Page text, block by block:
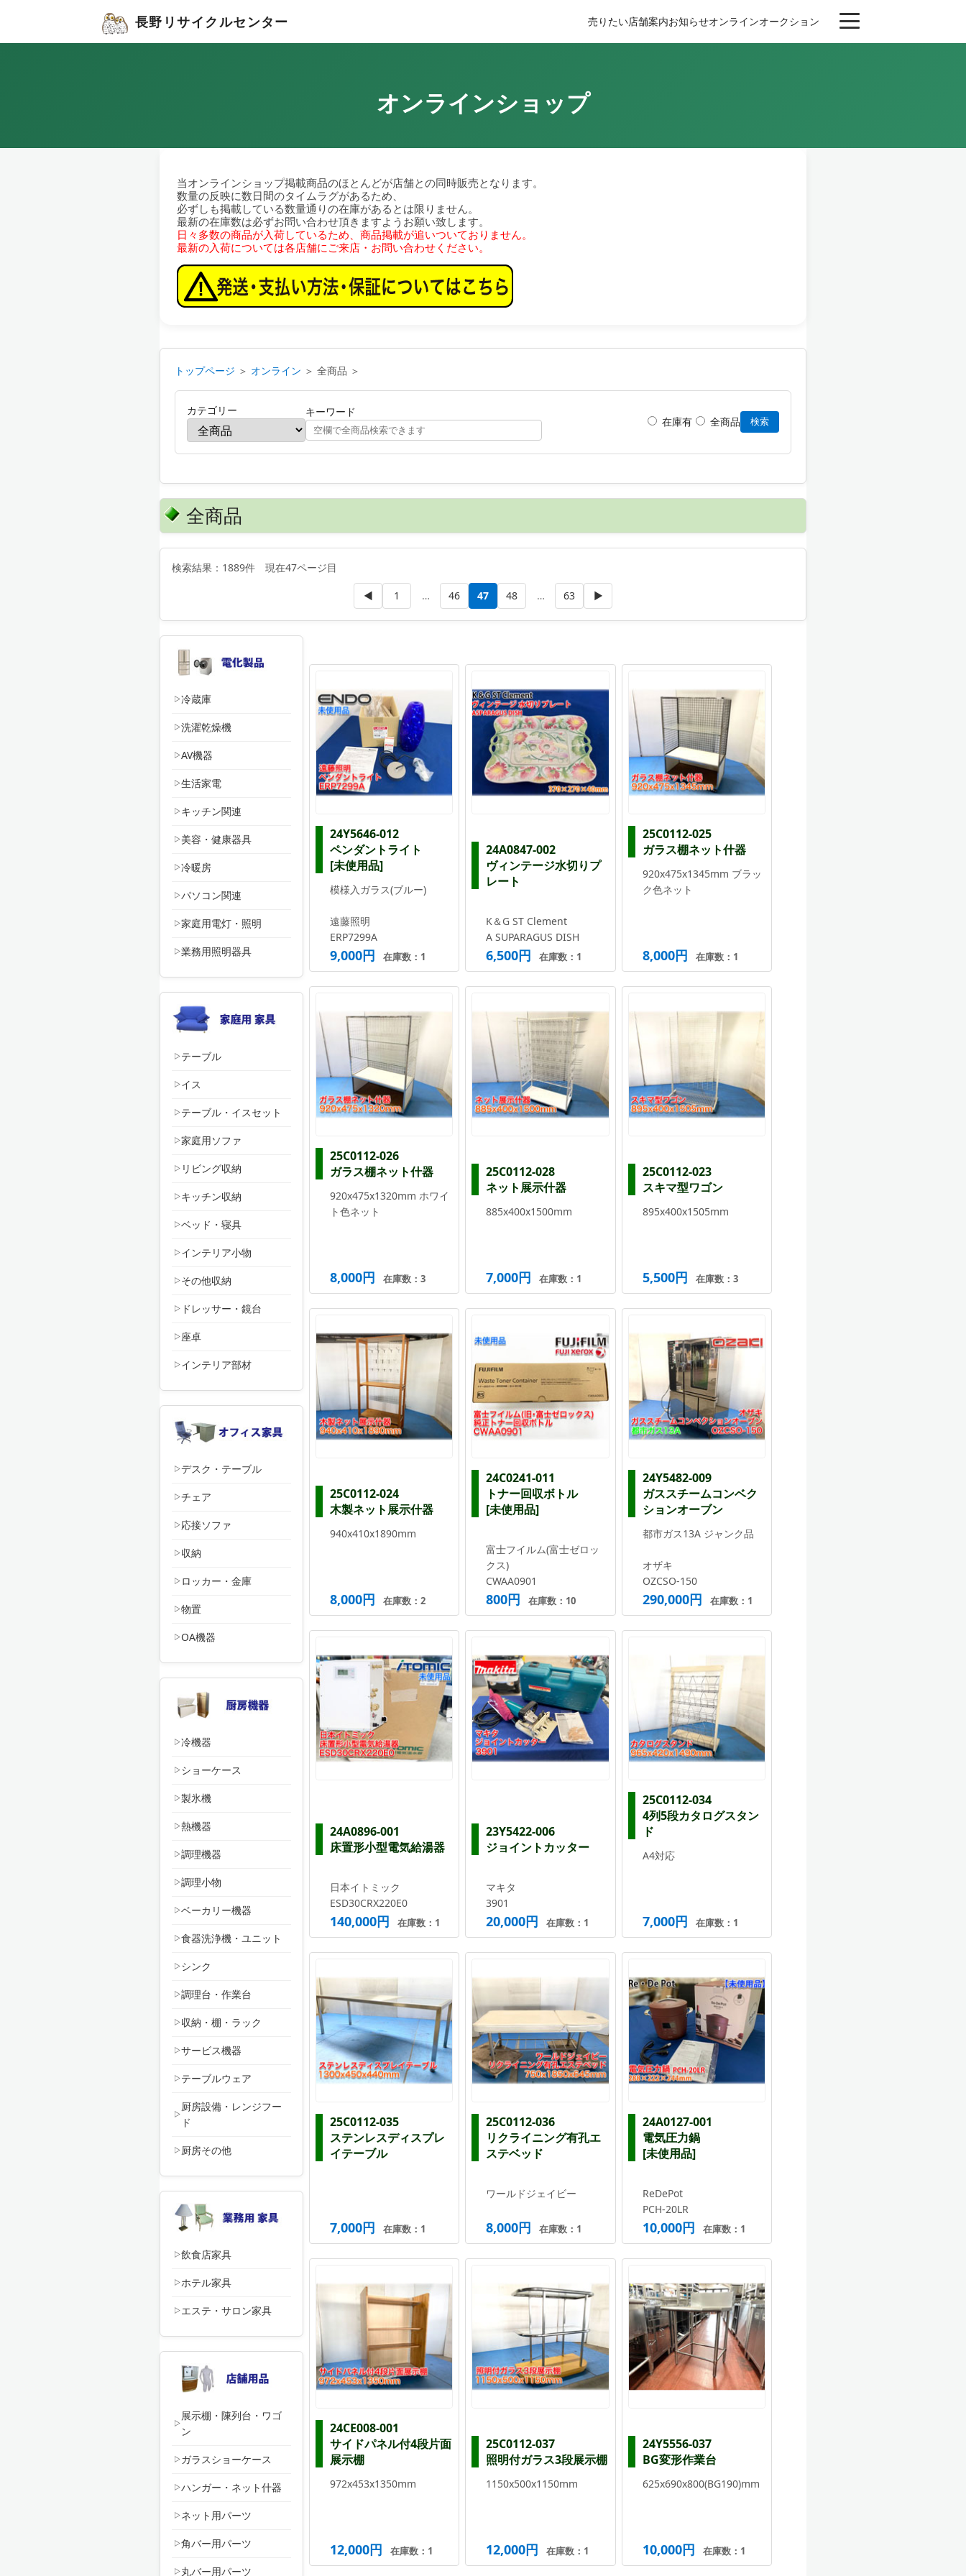
長野リサイクルセンター 売りたい店舗案内お知らせオンラインオークション
オンラインショップ
当オンラインショップ掲載商品のほとんどが店舗との同時販売となります。
数量の反映に数日間のタイムラグがあるため、
必ずしも掲載している数量通りの在庫があるとは限りません。
最新の在庫数は必ずお問い合わせ頂きますようお願い致します。
日々多数の商品が入荷しているため、商品掲載が追いついておりません。
最新の入荷については各店舗にご来店・お問い合わせください。
トップページ ＞ オンライン ＞ 全商品 ＞
カテゴリー キーワード
在庫有 全商品 検索
全商品
検索結果：1889件 現在47ページ目
◀ 1 … 46 47 48 … 63 ▶
冷蔵庫
洗濯乾燥機
AV機器
生活家電
キッチン関連
美容・健康器具
冷暖房
パソコン関連
家庭用電灯・照明
業務用照明器具
テーブル
イス
テーブル・イスセット
家庭用ソファ
リビング収納
キッチン収納
ベッド・寝具
インテリア小物
その他収納
ドレッサー・鏡台
座卓
インテリア部材
デスク・テーブル
チェア
応接ソファ
収納
ロッカー・金庫
物置
OA機器
冷機器
ショーケース
製氷機
熱機器
調理機器
調理小物
ベーカリー機器
食器洗浄機・ユニット
シンク
調理台・作業台
収納・棚・ラック
サービス機器
テーブルウェア
厨房設備・レンジフー
ド
厨房その他
飲食店家具
ホテル家具
エステ・サロン家具
展示棚・陳列台・ワゴ
ン
ガラスショーケース
ハンガー・ネット什器
ネット用パーツ
角バー用パーツ
丸バー用パーツ
24Y5646-012
ペンダントライト
[未使用品]
模様入ガラス(ブルー)
遠藤照明
ERP7299A
9,000円 在庫数：1
24A0847-002
ヴィンテージ水切りプ
レート
K＆G ST Clement
A SUPARAGUS DISH
6,500円 在庫数：1
25C0112-025
ガラス棚ネット什器
920x475x1345mm ブラッ
ク色ネット
8,000円 在庫数：1
25C0112-026
ガラス棚ネット什器
920x475x1320mm ホワイ
ト色ネット
8,000円 在庫数：3
25C0112-028
ネット展示什器
885x400x1500mm
7,000円 在庫数：1
25C0112-023
スキマ型ワゴン
895x400x1505mm
5,500円 在庫数：3
25C0112-024
木製ネット展示什器
940x410x1890mm
8,000円 在庫数：2
24C0241-011
トナー回収ボトル
[未使用品]
富士フイルム(富士ゼロッ
クス)
CWAA0901
800円 在庫数：10
24Y5482-009
ガススチームコンベク
ションオーブン
都市ガス13A ジャンク品
オザキ
OZCSO-150
290,000円 在庫数：1
24A0896-001
床置形小型電気給湯器
日本イトミック
ESD30CRX220E0
140,000円 在庫数：1
23Y5422-006
ジョイントカッター
マキタ
3901
20,000円 在庫数：1
25C0112-034
4列5段カタログスタン
ド
A4対応
7,000円 在庫数：1
25C0112-035
ステンレスディスプレ
イテーブル
7,000円 在庫数：1
25C0112-036
リクライニング有孔エ
ステベッド
ワールドジェイビー
8,000円 在庫数：1
24A0127-001
電気圧力鍋
[未使用品]
ReDePot
PCH-20LR
10,000円 在庫数：1
24CE008-001
サイドパネル付4段片面
展示棚
972x453x1350mm
12,000円 在庫数：1
25C0112-037
照明付ガラス3段展示棚
1150x500x1150mm
12,000円 在庫数：1
24Y5556-037
BG変形作業台
625x690x800(BG190)mm
10,000円 在庫数：1